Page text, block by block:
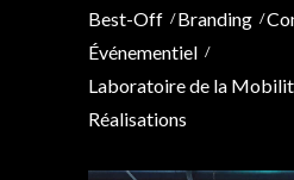
Best-Off Branding
Événementiel
Laboratoire de la
Réalisations